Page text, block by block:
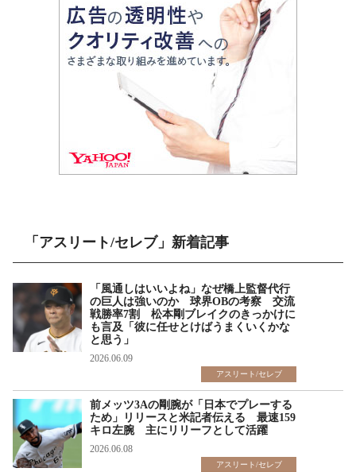
「アスリート/セレブ」新着記事
「風通しはいいよね」なぜ橋上監督代行
の巨人は強いのか 球界OBの考察 交流
戦勝率7割 松本剛ブレイクのきっかけに
も言及「彼に任せとけばうまくいくかな
と思う」
2026.06.09
アスリート/セレブ
前メッツ3Aの剛腕が「日本でプレーする
ため」リリースと米記者伝える 最速159
キロ左腕 主にリリーフとして活躍
2026.06.08
アスリート/セレブ